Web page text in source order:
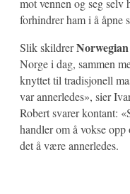
forhindrer ham i å åpne
Slik skildrer
Norge i dag, sammen
knyttet til tradisjonell
var annerledes», sier
Robert svarer kontant:
handler om å vokse
det å være annerledes.